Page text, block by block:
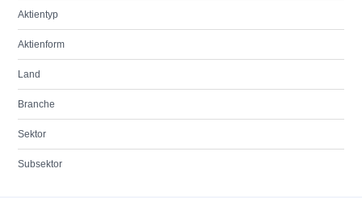
Aktientyp
Aktienform
Land
Branche
Sektor
Subsektor